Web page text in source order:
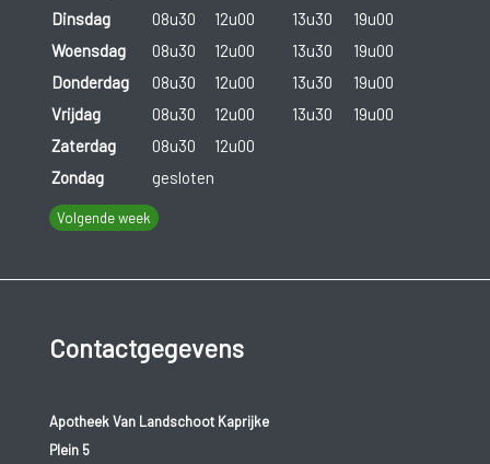
Dinsdag
08u30 12u00 13u30
19u00
Woensdag
08u30 12u00 13u30
19u00
Donderdag
08u30 12u00 13u30
19u00
Vrijdag
08u30 12u00 13u30
19u00
Zaterdag
08u30
12u00
Zondag
gesloten
Volgende week
Contactgegevens
Apotheek Van Landschoot Kaprijke
Plein 5